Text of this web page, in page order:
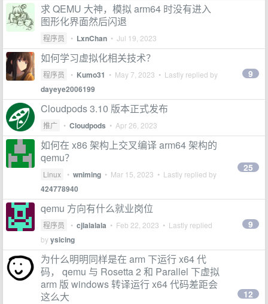
求 QEMU 大神，模拟 arm64 时没有进入
图形化界面然后闪退
程序员 • LxnChan • Jul 19, 2023
如何学习虚拟化相关技术？
程序员 • Kumo31 • May 7, 2023 • Lastly replied by
dayeye2006199
9
Cloudpods 3.10 版本正式发布
推广 • Cloudpods • Apr 26, 2023
如何在 x86 架构上交叉编译 arm64 架构的
qemu？
Linux • wniming • Mar 15, 2023 • Lastly replied by
424778940
25
qemu 方向有什么就业岗位
程序员 • cjlalalala • Feb 22, 2023 • Lastly replied
byysicing
9
为什么明明同样是在 arm 下运行 x64 代
码， qemu 与 Rosetta 2 和 Parallel 下虚拟
arm 版 windows 转译运行 x64 代码差距会
这么大
12